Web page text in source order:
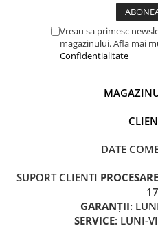
Toate accesoriile la Triciclete
Masini Electrice
Masina Electrica Arora
Vreau sa primesc
magazinului. Afla mai
Confidentialitate
DATE
SUPORT CLIENTI
GARANȚII:
SERVICE: LUNI-